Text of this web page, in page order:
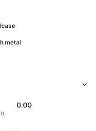
metal
0.00
0